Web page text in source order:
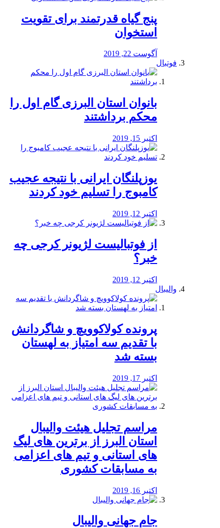
پنج گیاه قدرتمند برای تقویت
استخوان
آگوست 22, 2019
فوتبال
بانوان استان البرزی گام اول را
محكم برداشتند
اکتبر 15, 2019
یوزپلنگان ایرانی با نتیجه عجیب
کامبوج را تسلیم خود کردند
اکتبر 12, 2019
از فوتبالیست لژیونر کرجی چه
خبر؟
اکتبر 12, 2019
والیبال
پرونده کولاکوویچ و شاگردانش
با تقدیم سه امتیاز به لهستان
بسته شد
اکتبر 17, 2019
مراسم تجلیل هیئت والیبال
استان البرز از برترین های لیگ
های استانی و تیم های اعزامی
به مسابقات کشوری
اکتبر 16, 2019
جام جهانی والیبال